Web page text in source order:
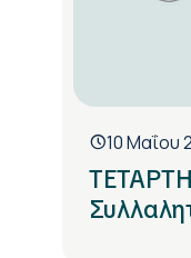
10 Μαΐου